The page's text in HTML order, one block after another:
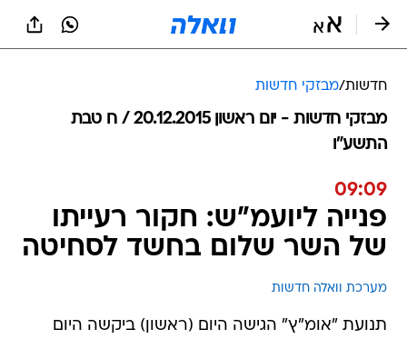
חדשות/מבזקי חדשות
מבזקי חדשות - יום ראשון 20.12.2015 / ח טבת
התשע"ו
09:09
פנייה ליועמ"ש: חקור רעייתו
של השר שלום בחשד לסחיטה
מערכת וואלה חדשות
תנועת "אומ"ץ" הגישה היום (ראשון) ביקשה היום